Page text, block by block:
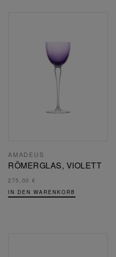
AMADEUS
RÖMERGLAS, VIOLETT
275,00 €
IN DEN WARENKORB